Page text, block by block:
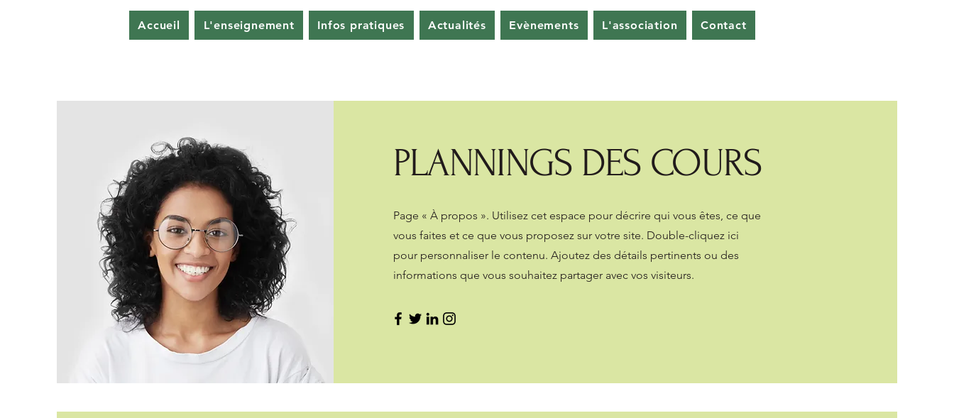
Accueil L'enseignement Infos pratiques Actualités Evènements L'association Contact
PLANNINGS DES COURS
Page « À propos ». Utilisez cet espace pour décrire qui vous êtes, ce que
vous faites et ce que vous proposez sur votre site. Double-cliquez ici
pour personnaliser le contenu. Ajoutez des détails pertinents ou des
informations que vous souhaitez partager avec vos visiteurs.